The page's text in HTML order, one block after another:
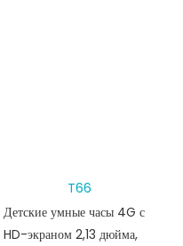
T66
Детские умные часы 4G с
HD-экраном 2,13 дюйма,